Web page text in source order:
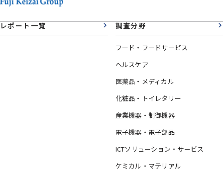
レポート一覧 調査分野
フード・フードサービス
ヘルスケア
医薬品・メディカル
化粧品・トイレタリー
産業機器・制御機器
電子機器・電子部品
ICTソリューション・サービス
ケミカル・マテリアル